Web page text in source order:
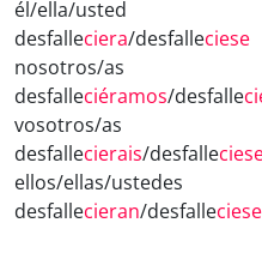
él/ella/usted
desfalleciera/desfalleciese
nosotros/as
desfalleciéramos/desfalle
vosotros/as
desfallecierais/desfalle
ellos/ellas/ustedes
desfallecieran/desfalle